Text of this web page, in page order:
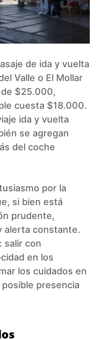
de ida y vuelta
Valle o El Mollar
$25.000,
cuesta $18.000.
ida y vuelta
se agregan
del coche
por la
si bien está
prudente,
alerta constante.
salir con
en los
los cuidados en
presencia